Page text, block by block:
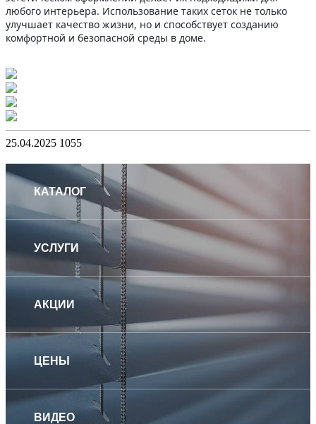
любого интерьера. Использование таких сеток не только
улучшает качество жизни, но и способствует созданию
комфортной и безопасной среды в доме.
25.04.2025 1055
КАТАЛОГ
УСЛУГИ
АКЦИИ
ЦЕНЫ
ВИДЕО